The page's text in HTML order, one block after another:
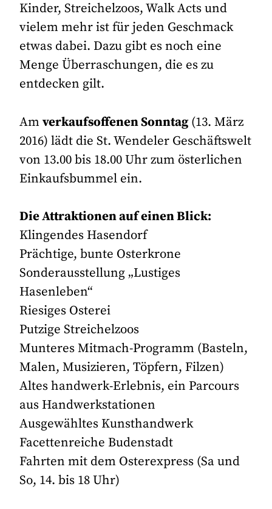
Kinder, Streichelzoos, Walk Acts und
vielem mehr ist für jeden Geschmack
etwas dabei. Dazu gibt es noch eine
Menge Überraschungen, die es zu
entdecken gilt.
Amverkaufsoffenen Sonntag (13. März
2016) lädt die St. Wendeler Geschäftswelt
von 13.00 bis 18.00 Uhr zum österlichen
Einkaufsbummel ein.
Die Attraktionen auf einen Blick:
Klingendes Hasendorf
Prächtige, bunte Osterkrone
Sonderausstellung „Lustiges
Hasenleben“
Riesiges Osterei
Putzige Streichelzoos
Munteres Mitmach-Programm (Basteln,
Malen, Musizieren, Töpfern, Filzen)
Altes handwerk-Erlebnis, ein Parcours
aus Handwerkstationen
Ausgewähltes Kunsthandwerk
Facettenreiche Budenstadt
Fahrten mit dem Osterexpress (Sa und
So, 14. bis 18 Uhr)